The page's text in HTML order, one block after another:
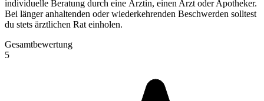
individuelle Beratung durch eine Ärztin, einen Arzt oder Apotheker.
Bei länger anhaltenden oder wiederkehrenden Beschwerden solltest
du stets ärztlichen Rat einholen.
Gesamtbewertung
5